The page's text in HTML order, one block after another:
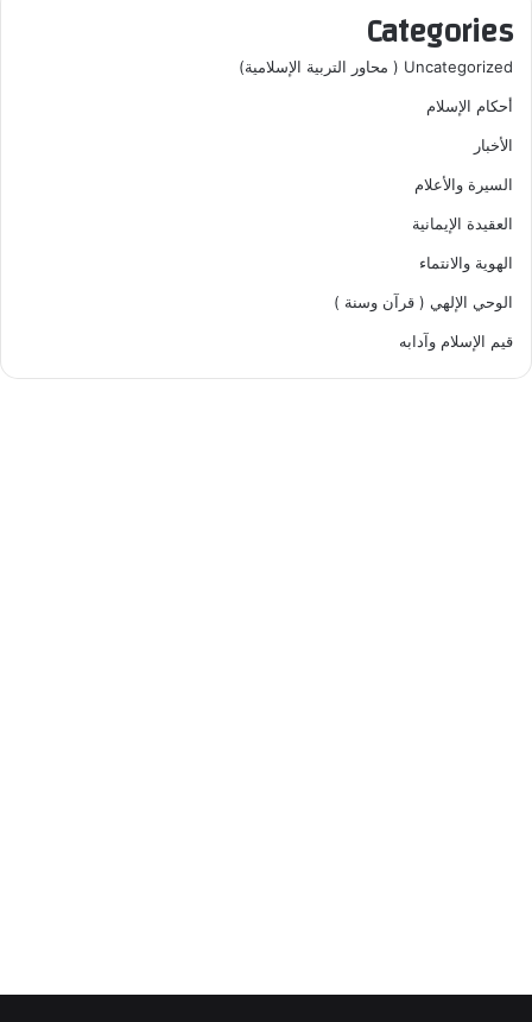
Categories
Uncategorized ( محاور التربية الإسلامية)
أحكام الإسلام
الأخبار
السيرة والأعلام
العقيدة الإيمانية
الهوية والانتماء
الوحي الإلهي ( قرآن وسنة )
قيم الإسلام وآدابه